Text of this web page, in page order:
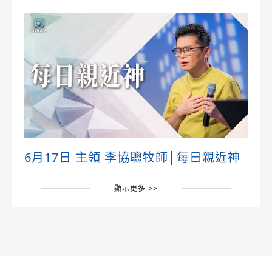
6月17日 主領 李協聰牧師│每日親近神
顯示更多 >>